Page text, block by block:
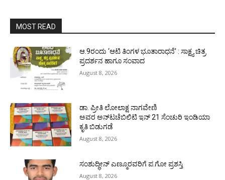
MOST READ
ಆ.9ರಂದು ‘ಆಟಿ ತಿಂಗಳ ಭೂತಾರಾಧನೆ’ : ಸಾಕ್ಷ್ಯ ಚಿತ್ರ
ಪ್ರದರ್ಶನ ಹಾಗೂ ಸಂವಾದ
August 8, 2026
ಡಾ. ಪ್ರೀತಿ ಲೋಲಾಕ್ಷ ನಾಗವೇಣಿ
ಅವರ ಅನ್‌ಟಚೆಬಿಲಿಟಿ ಇನ್ 21 ಸೆಂಚುರಿ ಇಂಡಿಯಾ
ಕೃತಿ ಬಿಡುಗಡೆ
August 8, 2026
ಸಂಶುದ್ಧೀನ್ ಎಣ್ಮೂರವರಿಗೆ ಪ.ಗೋ ಪ್ರಶಸ್ತಿ
August 8, 2026